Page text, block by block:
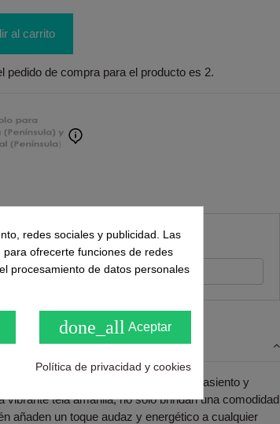
al carrito
pedido de compra para el producto es 2.
de nuestros clientes
(es)
en compartirnos su opinión
entre funcionalidad y estética. Su asiento y
vibrante tela amarilla, no solo brindan una comodidad
añaden un toque audaz y energético a cualquier
redes sociales y publicidad. Las
ofrecerte funciones de redes
procesamiento de datos personales
done_all Aceptar
Política de privacidad y cookies